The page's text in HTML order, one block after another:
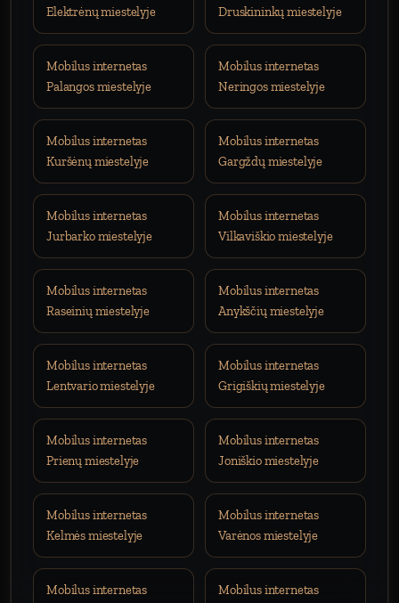
Elektrėnų miestelyje
Druskininkų miestelyje
Mobilus internetas
Palangos miestelyje
Mobilus internetas
Neringos miestelyje
Mobilus internetas
Kuršėnų miestelyje
Mobilus internetas
Gargždų miestelyje
Mobilus internetas
Jurbarko miestelyje
Mobilus internetas
Vilkaviškio miestelyje
Mobilus internetas
Raseinių miestelyje
Mobilus internetas
Anykščių miestelyje
Mobilus internetas
Lentvario miestelyje
Mobilus internetas
Grigiškių miestelyje
Mobilus internetas
Prienų miestelyje
Mobilus internetas
Joniškio miestelyje
Mobilus internetas
Kelmės miestelyje
Mobilus internetas
Varėnos miestelyje
Mobilus internetas
Mobilus internetas